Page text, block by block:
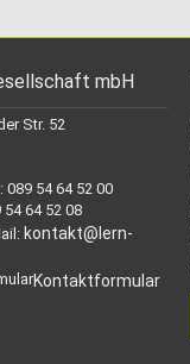
mbH
Str. 52
089 54 64 52 00
54 64 52 08
kontakt@lern-
Kontaktformular